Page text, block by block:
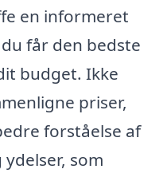
en informeret
får den bedste
budget. Ikke
priser,
forståelse af
som